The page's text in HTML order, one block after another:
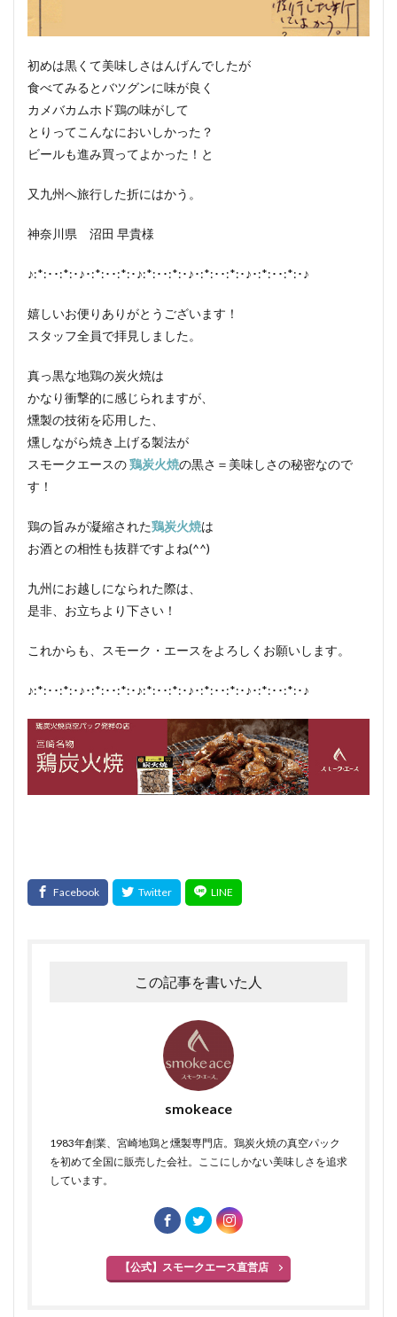
初めは黒くて美味しさはんげんでしたが
食べてみるとバツグンに味が良く
カメバカムホド鶏の味がして
とりってこんなにおいしかった？
ビールも進み買ってよかった！と
又九州へ旅行した折にはかう。
神奈川県 沼田 早貴様
♪:*:･･:*:･♪･:*:･･:*:･♪:*:･･:*:･♪･:*:･･:*:･♪･:*:･･:*:･♪
嬉しいお便りありがとうございます！
スタッフ全員で拝見しました。
真っ黒な地鶏の炭火焼は
かなり衝撃的に感じられますが、
燻製の技術を応用した、
燻しながら焼き上げる製法が
スモークエースの鶏炭火焼の黒さ＝美味しさの秘密なので
す！
鶏の旨みが凝縮された鶏炭火焼は
お酒との相性も抜群ですよね(^^)
九州にお越しになられた際は、
是非、お立ちより下さい！
これからも、スモーク・エースをよろしくお願いします。
♪:*:･･:*:･♪･:*:･･:*:･♪:*:･･:*:･♪･:*:･･:*:･♪･:*:･･:*:･♪
この記事を書いた人
smokeace
1983年創業、宮崎地鶏と燻製専門店。鶏炭火焼の真空パック
を初めて全国に販売した会社。ここにしかない美味しさを追求
しています。
【公式】スモークエース直営店